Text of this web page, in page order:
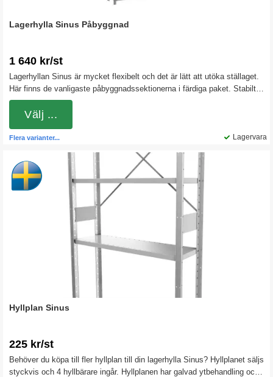
Lagerhylla Sinus Påbyggnad
1 640 kr/st
Lagerhyllan Sinus är mycket flexibelt och det är lätt att utöka ställaget.
Här finns de vanligaste påbyggnadssektionerna i färdiga paket. Stabilt
och enkelt att montera samtuppfyller standarden enligt SS 2241 INSTA
Lagervara
Flera varianter...
Välj ...
Hyllplan Sinus
225 kr/st
Behöver du köpa till fler hyllplan till din lagerhylla Sinus? Hyllplanet säljs
styckvis och 4 hyllbärare ingår. Hyllplanen har galvad ytbehandling och